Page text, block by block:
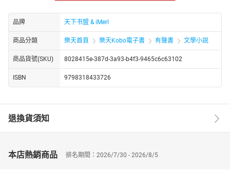
物”，完全慌了手腳。但善良的他，不忍心將這兩個可憐的小娃娃拋
棄，只好將他們帶回了家。
從此，林宇原本平靜的生活被徹底打亂。他既要忙於處理公司繁重
的事務，又要照顧這兩個調皮搗蛋的小娃娃。給他們喂奶、換尿
布、哄他們睡覺，每一項都讓林宇手忙腳亂。但在这个过程中，他
也渐渐感受到了孩子们带来的温暖与欢乐，内心深处的柔情被一点
点唤醒。
怀疑，同时也被她身上独特的魅力所吸引。两人在与孩子的相处
中，感情逐渐升温，可隐藏在背后的秘密和阴谋也渐渐浮出水面。
收获美好的爱情呢？
品牌 天下书盟 & iMerl
商品分類 樂天首頁 樂天Kobo電子書 有聲書 文學小說
商品貨號(SKU) 8028415e-387d-3a93-b4f3-9465c6c63102
ISBN 9798318433726
退換貨須知
本店熱銷商品 排名期間：2026/7/30 - 2026/8/5